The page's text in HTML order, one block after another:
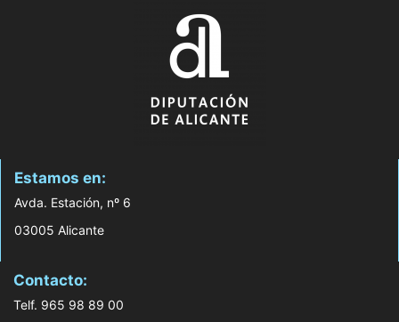
Estamos en:
Avda. Estación, nº 6
03005 Alicante
Contacto:
Telf. 965 98 89 00